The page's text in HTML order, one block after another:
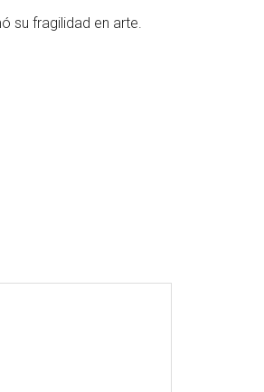
su fragilidad en arte.